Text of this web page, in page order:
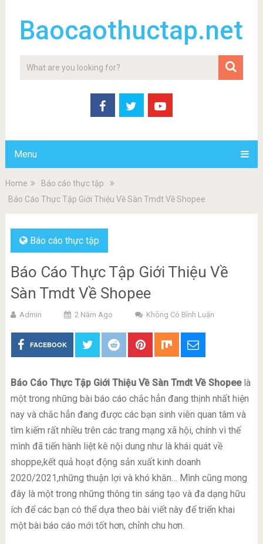
Baocaothuctap.net
Menu
Home
Báo cáo thực tập
Báo Cáo Thực Tập Giới Thiệu Về Sàn Tmdt Về Shopee
Báo cáo thực tập
Báo Cáo Thực Tập Giới Thiệu Về
Sàn Tmdt Về Shopee
Admin 2 Năm Ago Không Có Bình Luận
FACEBOOK
Báo Cáo Thực Tập Giới Thiệu Về Sàn Tmdt Về Shopee là
một trong những bài báo cáo chắc hẳn đang thịnh nhất hiện
nay và chắc hẳn đang được các bạn sinh viên quan tâm và
tìm kiếm rất nhiều trên các trang mạng xã hội, chính vì thế
mình đã tiến hành liệt kê nội dung như là khái quát về
shoppe,kết quả hoạt động sản xuất kinh doanh
2020/2021,những thuận lợi và khó khăn… Mình cũng mong
đây là một trong những thông tin sáng tạo và đa dạng hữu
ích để các bạn có thể dựa theo bài viết này để triển khai
một bài báo cáo mới tốt hơn, chỉnh chu hơn.